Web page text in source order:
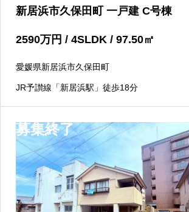
新居浜市久保田町 一戸建 C号棟
2590万円 / 4SLDK / 97.50㎡
愛媛県新居浜市久保田町
JR予讃線「新居浜駅」徒歩18分
募集終了